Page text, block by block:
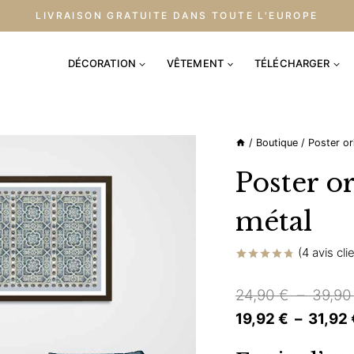
LIVRAISON GRATUITE DANS TOUTE L'EUROPE
DÉCORATION VÊTEMENT TÉLÉCHARGER
/ Boutique / Poster
Poster
métal
sur
notations
client
(4 avis
24,90€ –
19,92€ – 31,92